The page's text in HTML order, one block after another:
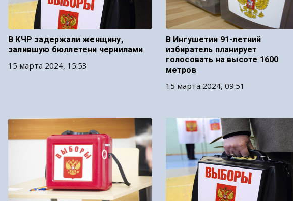
В КЧР задержали женщину,
залившую бюллетени чернилами
15 марта 2024, 15:53
В Ингушетии 91-летний
избиратель планирует
голосовать на высоте 1600
метров
15 марта 2024, 09:51